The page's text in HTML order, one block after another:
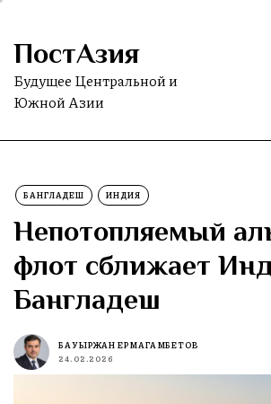
Skip
the
content
ПостАзия
Будущее Центральной и
Южной Азии
БАНГЛАДЕШ ИНДИЯ
Непотопляемый
флот сближает
Бангладеш
БАУЫРЖАН ЕРМАГАМБЕТОВ
24.02.2026